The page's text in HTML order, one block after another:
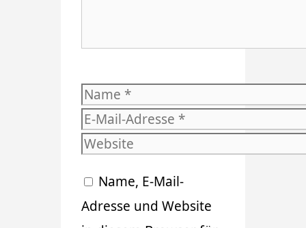
Name
E-
Mail-
Website
Name, E-Mail-
Adresse und Website